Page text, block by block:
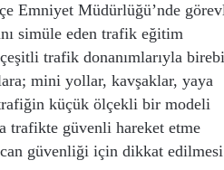
Emniyet Müdürlüğü’nde
simüle eden trafik eğitim
trafik donanımlarıyla
mini yollar, kavşaklar, yaya
küçük ölçekli bir modeli
trafikte güvenli hareket etme
güvenliği için dikkat edilmesi